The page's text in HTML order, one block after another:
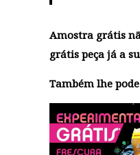
Amostra grátis
grátis peça já a
Também lhe